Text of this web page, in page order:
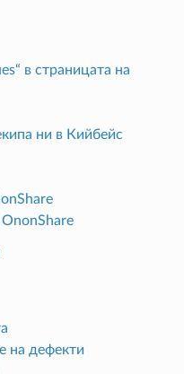
в страницата на
ни в Кийбейс
на дефекти